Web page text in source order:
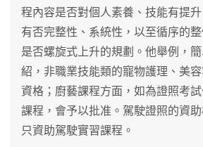
程內容是否對個人素養、技能有提
有否完整性、系統性，以至循序的
是否螺旋式上升的規劃。他舉例，
紹，非職業技能類的寵物護理、美
資格；廚藝課程方面，如為證照考
課程，會予以批准。駕駛證照的資助
只資助駕駛實習課程。